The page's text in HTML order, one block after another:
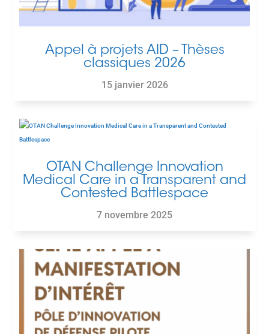
Appel à projets AID – Thèses
classiques 2026
15 janvier 2026
OTAN Challenge Innovation
Medical Care in a Transparent and
Contested Battlespace
7 novembre 2025